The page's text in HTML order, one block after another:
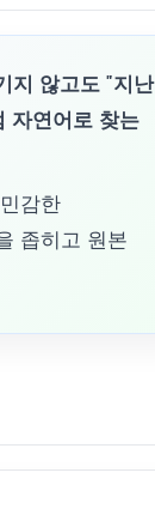
지 않고도 "지난
자연어로 찾는
감한
좁히고 원본